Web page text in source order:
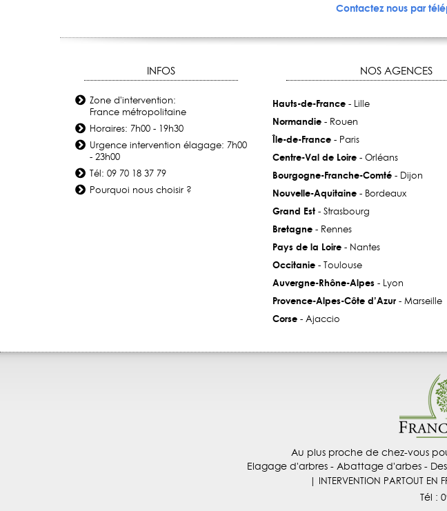
Contactez nous par
INFOS
Zone d'intervention:
France métropolitaine
Horaires: 7h00 - 19h30
Urgence intervention élagage: 7h00
- 23h00
Tél: 09 70 18 37 79
Pourquoi nous choisir ?
NOS AGENCES
Hauts-de-France- Lille
Normandie- Rouen
Île-de-France- Paris
Centre-Val de Loire- Orléans
Bourgogne-Franche-Comté- Dijon
Nouvelle-Aquitaine- Bordeaux
Grand Est- Strasbourg
Bretagne- Rennes
Pays de la Loire- Nantes
Occitanie- Toulouse
Auvergne-Rhône-Alpes- Lyon
Provence-Alpes-Côte d’Azur- Marseille
Corse- Ajaccio
Au plus proche de chez-vous
Elagage d'arbres - Abattage d'arbes -
| INTERVENTION PARTOUT EN
Tél :